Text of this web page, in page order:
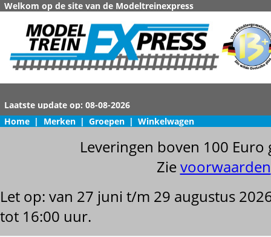
Welkom op de site van de Modeltreinexpress
Home | Merken | Groepen | Winkelwagen
Leveringen boven 100
Zievoorwaarden
Let op: van 27 juni t/m 29 augustus
tot 16:00 uur.